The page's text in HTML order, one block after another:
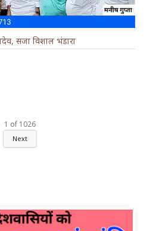
सजा विशाल भंडारा
1 of 1026
Next